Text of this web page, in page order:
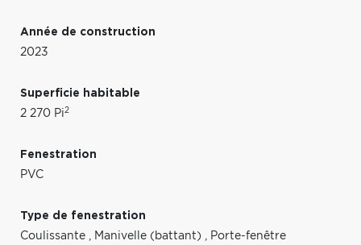
Année de construction
2023
Superficie habitable
2 270 Pi2
Fenestration
PVC
Type de fenestration
Coulissante , Manivelle (battant) , Porte-fenêtre